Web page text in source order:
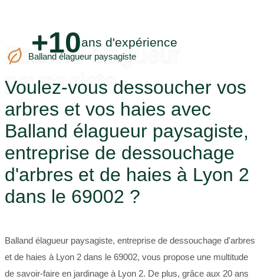
+10ans d'expérience
Balland élagueur paysagiste
Balland élagueur
paysagiste
Voulez-vous dessoucher vos
arbres et vos haies avec
Balland élagueur paysagiste,
entreprise de dessouchage
d'arbres et de haies à Lyon 2
dans le 69002 ?
Balland élagueur paysagiste, entreprise de dessouchage d'arbres
et de haies à Lyon 2 dans le 69002, vous propose une multitude
de savoir-faire en jardinage à Lyon 2. De plus, grâce aux 20 ans